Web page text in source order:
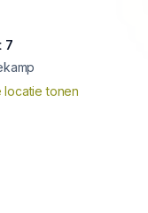
7
locatie tonen